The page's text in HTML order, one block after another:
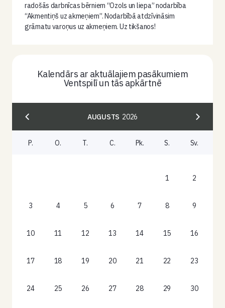
radošās darbnīcas bērniem “Ozols un liepa” nodarbība
“Akmentiņš uz akmeņiem”. Nodarbībā atdzīvināsim
grāmatu varoņus uz akmeņiem. Uz tikšanos!
Kalendārs ar aktuālajiem pasākumiem
Ventspilī un tās apkārtnē
AUGUSTS 2026
P. O. T. C. Pk. S. Sv.
1 2
3 4 5 6 7 8 9
10 11 12 13 14 15 16
17 18 19 20 21 22 23
24 25 26 27 28 29 30